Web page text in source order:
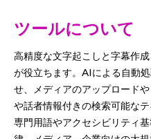
ツールについて
高精度な文字起こしと字幕作
が役立ちます。AIによる自動
せ、メディアのアップロード
や話者情報付きの検索可能な
専門用語やアクセシビリティ